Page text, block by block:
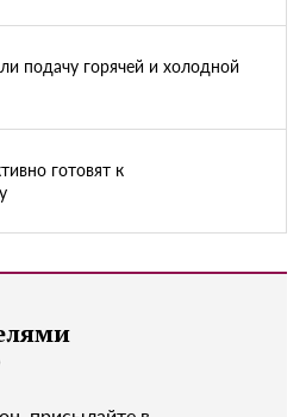
подачу горячей и холодной
готовят к